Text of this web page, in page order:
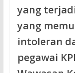
yang
yang
intoleran
pegawai